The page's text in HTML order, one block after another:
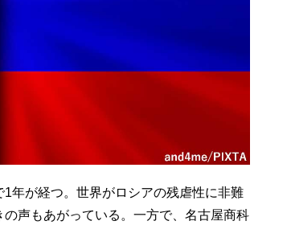
年が経つ。世界がロシアの残虐性に非難
声もあがっている。一方で、名古屋商科